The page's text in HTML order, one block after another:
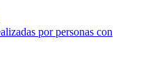
por personas con